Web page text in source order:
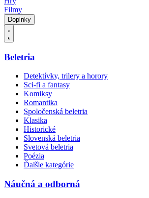
Filmy
Doplnky
Beletria
Detektívky, trilery a horory
Sci-fi a fantasy
Komiksy
Romantika
Spoločenská beletria
Klasika
Historické
Slovenská beletria
Svetová beletria
Poézia
Ďalšie kategórie
Náučná a odborná